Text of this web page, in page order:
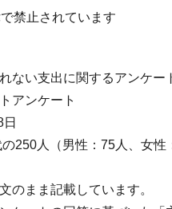
禁止されています
ない支出に関するアンケー
アンケート
250人（男性：75人、女性
のまま記載しています。